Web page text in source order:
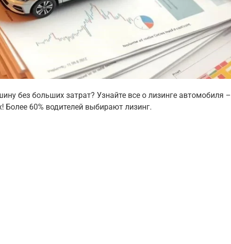
без больших затрат? Узнайте все о лизинге автомобиля –
Более 60% водителей выбирают лизинг.